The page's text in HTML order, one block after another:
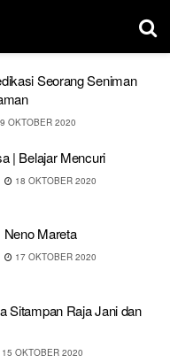
Seorang Seniman
OKTOBER 2020
| Belajar Mencuri
18 OKTOBER 2020
Neno Mareta
17 OKTOBER 2020
Sitampan Raja Jani dan
15 OKTOBER 2020